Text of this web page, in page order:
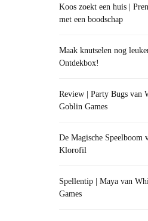
Koos zoekt een huis |
met een boodschap
Maak knutselen nog
Ontdekbox!
Review | Party Bugs van
Goblin Games
De Magische Speelboom
Klorofil
Spellentip | Maya van
Games